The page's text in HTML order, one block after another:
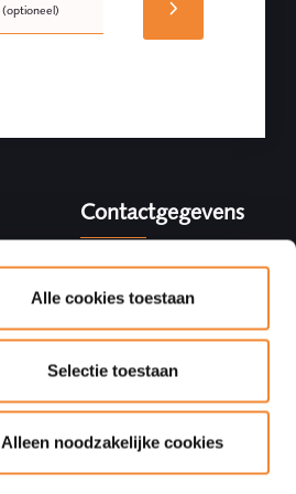
Alle cookies toestaan
Selectie toestaan
Alleen noodzakelijke cookies
(optioneel)
Contactgegevens
Adres
Blaak 28
3011 TA Rotterdam
+31 10 440 64 40
info@ploum.nl